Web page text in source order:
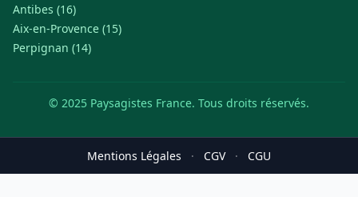
Antibes (16)
Aix-en-Provence (15)
Perpignan (14)
© 2025 Paysagistes France. Tous droits réservés.
Mentions Légales · CGV · CGU